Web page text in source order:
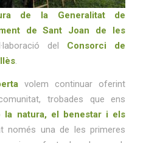
de la Generalitat de
de Sant Joan de les
del Consorci de
.
volem continuar oferint
trobades que ens
la natura, el benestar i els
només una de les primeres